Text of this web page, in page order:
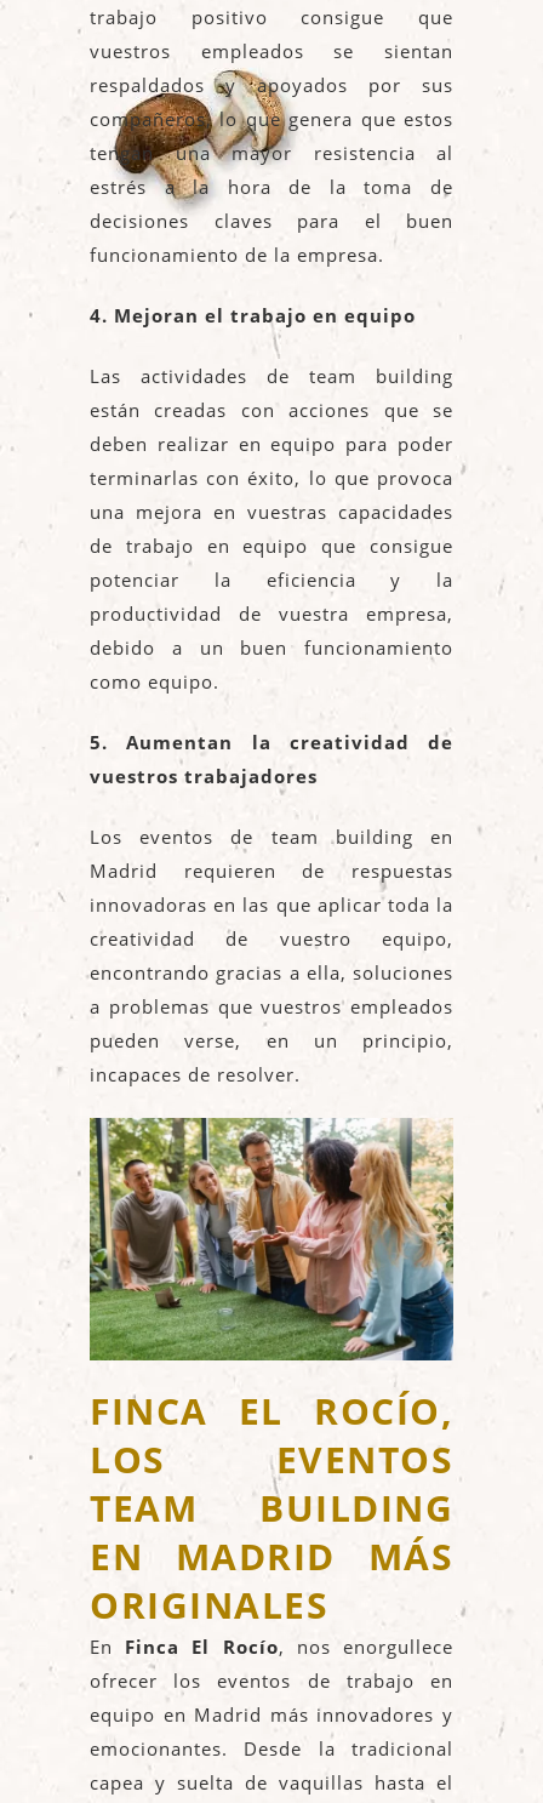
trabajo positivo consigue que
vuestros empleados se sientan
respaldados y apoyados por sus
compañeros, lo que genera que estos
tengan una mayor resistencia al
estrés a la hora de la toma de
decisiones claves para el buen
funcionamiento de la empresa.
4. Mejoran el trabajo en equipo
Las actividades de team building
están creadas con acciones que se
deben realizar en equipo para poder
terminarlas con éxito, lo que provoca
una mejora en vuestras capacidades
de trabajo en equipo que consigue
potenciar la eficiencia y la
productividad de vuestra empresa,
debido a un buen funcionamiento
como equipo.
5. Aumentan la creatividad de
vuestros trabajadores
Los eventos de team building en
Madrid requieren de respuestas
innovadoras en las que aplicar toda la
creatividad de vuestro equipo,
encontrando gracias a ella, soluciones
a problemas que vuestros empleados
pueden verse, en un principio,
incapaces de resolver.
FINCA EL ROCÍO,
LOS EVENTOS
TEAM BUILDING
EN MADRID MÁS
ORIGINALES
En Finca El Rocío, nos enorgullece
ofrecer los eventos de trabajo en
equipo en Madrid más innovadores y
emocionantes. Desde la tradicional
capea y suelta de vaquillas hasta el